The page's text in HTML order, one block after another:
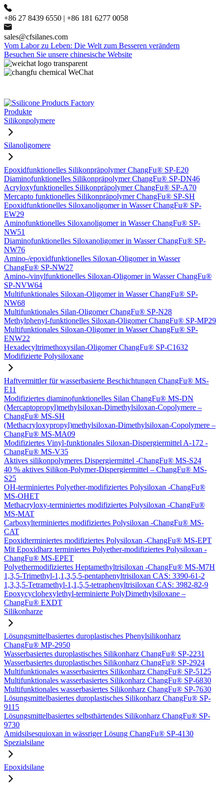
+86 27 8439 6550 | +86 181 6277 0058
sales@cfsilanes.com
Vom Labor zu Leben: Die Welt zum Besseren verändern
Besuchen Sie unsere chinesische Website
Produkte
Silikonpolymere
Silanoligomere
Epoxidfunktionelles Silikonpräpolymer ChangFu® SP-E20
Diaminofunktionelles Silikonpräpolymer ChangFu® SP-DN46
Acryloxyfunktionelles Silikonpräpolymer ChangFu® SP-A70
Mercapto funktionelles Silikonpräpolymer ChangFu® SP-SH
Epoxidfunktionelles Siloxanoligomer in Wasser ChangFu® SP-
EW29
Aminofunktionelles Siloxanoligomer in Wasser ChangFu® SP-
NW51
Diaminofunktionelles Siloxanoligomer in Wasser ChangFu® SP-
NW76
Amino-/epoxidfunktionelles Siloxan-Oligomer in Wasser
ChangFu® SP-NW27
Amino-/vinylfunktionelles Siloxan-Oligomer in Wasser ChangFu®
SP-NVW64
Multifunktionales Siloxan-Oligomer in Wasser ChangFu® SP-
NW68
Multifunktionales Silan-Oligomer ChangFu® SP-N28
Methylphenyl-funktionelles Siloxan-Oligomer ChangFu® SP-MP29
Multifunktionales Siloxan-Oligomer in Wasser ChangFu® SP-
ENW22
Hexadecyltrimethoxysilan-Oligomer ChangFu® SP-C1632
Modifizierte Polysiloxane
Haftvermittler für wasserbasierte Beschichtungen ChangFu® MS-
E11
Modifiziertes diaminofunktionelles Silan ChangFu® MS-DN
(Mercaptopropyl)methylsiloxan-Dimethylsiloxan-Copolymere –
ChangFu® MS-SH
(Methacryloxypropyl)methylsiloxan-Dimethylsiloxan-Copolymere –
ChangFu® MS-MA09
Modifiziertes Vinyl-funktionales Siloxan-Dispergiermittel A-172 -
ChangFu® MS-V35
Aktives silikonpolymeres Dispergiermittel -ChangFu® MS-S24
40 % aktives Silikon-Polymer-Dispergiermittel – ChangFu® MS-
S25
OH-terminiertes Polyether-modifiziertes Polysiloxan -ChangFu®
MS-OHET
Methacryloxy-terminiertes modifiziertes Polysiloxan -ChangFu®
MS-MAT
Carboxylterminiertes modifiziertes Polysiloxan -ChangFu® MS-
CAT
Epoxidterminiertes modifiziertes Polysiloxan -ChangFu® MS-EPT
Mit Epoxidharz terminiertes Polyether-modifiziertes Polysiloxan -
ChangFu® MS-EPET
Polyethermodifiziertes Heptamethyltrisiloxan -ChangFu® MS-M7H
1,3,5-Trimethyl-1,1,3,5,5-pentaphenyltrisiloxan CAS: 3390-61-2
1,3,3,5-Tetramethyl-1,1,5,5-tetraphenyltrisiloxan CAS: 3982-82-9
Epoxycyclohexylethyl-terminierte PolyDimethylsiloxane –
ChangFu® EXDT
Silikonharze
Lösungsmittelbasiertes duroplastisches Phenylsilikonharz
ChangFu® MP-2950
Wasserbasiertes duroplastisches Silikonharz ChangFu® SP-2231
Wasserbasiertes duroplastisches Silikonharz ChangFu® SP-2924
Multifunktionales wasserbasiertes Silikonharz ChangFu® SP-5125
Multifunktionales wasserbasiertes Silikonharz ChangFu® SP-6830
Multifunktionales wasserbasiertes Silikonharz ChangFu® SP-7630
Lösungsmittelbasiertes duroplastisches Silikonharz ChangFu® SP-
9115
Lösungsmittelbasiertes selbsthärtendes Silikonharz ChangFu® SP-
9730
Amidsilsesquioxan in wässriger Lösung ChangFu® SP-4130
Spezialsilane
Epoxidsilane